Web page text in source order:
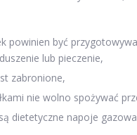
powinien być
lub pieczenie,
zabronione,
nie wolno spożywać
dietetyczne napoje